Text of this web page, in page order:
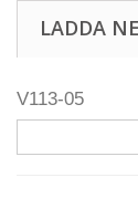
LADDA
V113-05